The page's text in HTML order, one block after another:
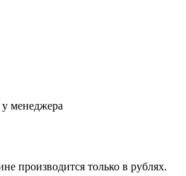
менеджера
производится только в рублях.